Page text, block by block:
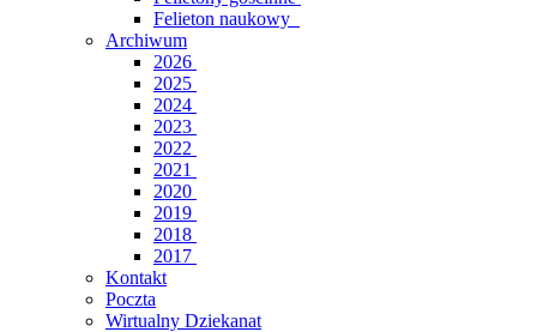
Felieton naukowy
Archiwum
2026
2025
2024
2023
2022
2021
2020
2019
2018
2017
Kontakt
Poczta
Wirtualny Dziekanat